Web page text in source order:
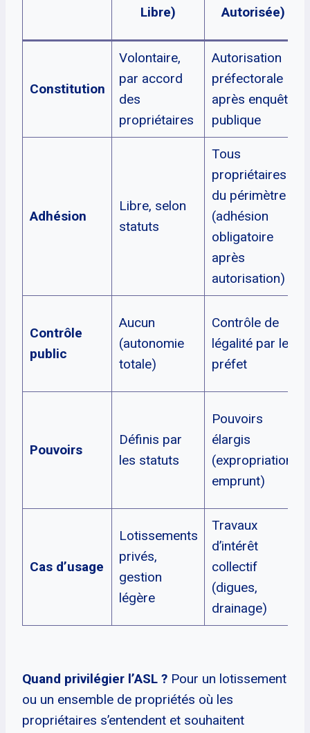
Libre)
Autorisée)
Constitution
Volontaire,
par accord
des
propriétaires
Autorisation
préfectorale
après enquête
publique
Adhésion
Libre, selon
statuts
Tous
propriétaires
du périmètre
(adhésion
obligatoire
après
autorisation)
Contrôle
public
Aucun
(autonomie
totale)
Contrôle de
légalité par le
préfet
Pouvoirs
Définis par
les statuts
Pouvoirs
élargis
(expropriation,
emprunt)
Cas d’usage
Lotissements
privés,
gestion
légère
Travaux
d’intérêt
collectif
(digues,
drainage)
Quand privilégier l’ASL ? Pour un lotissement
ou un ensemble de propriétés où les
propriétaires s’entendent et souhaitent